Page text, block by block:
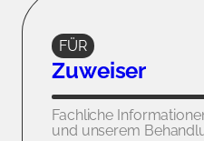
FÜR
Zuweiser
Fachliche
und unserem